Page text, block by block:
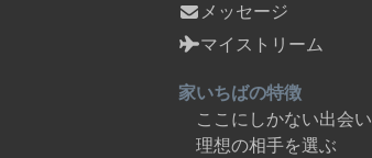
メッセージ
マイストリーム
家いちばの特徴
ここにしかない出会い
理想の相手を選ぶ